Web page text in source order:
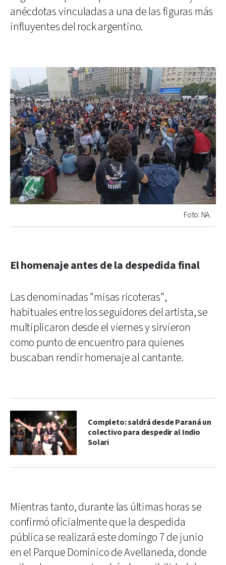
anécdotas vinculadas a una de las figuras más
influyentes del rock argentino.
Foto: NA.
El homenaje antes de la despedida final
Las denominadas "misas ricoteras",
habituales entre los seguidores del artista, se
multiplicaron desde el viernes y sirvieron
como punto de encuentro para quienes
buscaban rendir homenaje al cantante.
Completo: saldrá desde Paraná un
colectivo para despedir al Indio
Solari
Mientras tanto, durante las últimas horas se
confirmó oficialmente que la despedida
pública se realizará este domingo 7 de junio
en el Parque Domínico de Avellaneda, donde